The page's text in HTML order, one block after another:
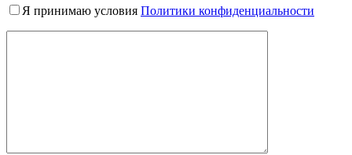
Я принимаю условия Политики конфиденциальности